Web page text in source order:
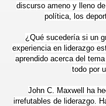
discurso ameno y lleno
política, los
¿Qué sucedería si un
experiencia en liderazgo
aprendido acerca del
todo por
John C. Maxwell ha
irrefutables de liderazgo.